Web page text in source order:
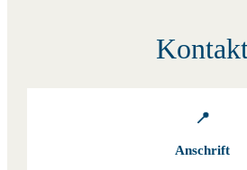
📍
Anschrift